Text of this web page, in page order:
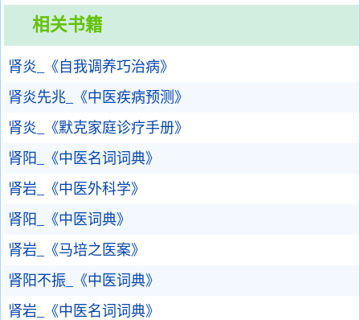
相关书籍
肾炎_《自我调养巧治病》
肾炎先兆_《中医疾病预测》
肾炎_《默克家庭诊疗手册》
肾阳_《中医名词词典》
肾岩_《中医外科学》
肾阳_《中医词典》
肾岩_《马培之医案》
肾阳不振_《中医词典》
肾岩_《中医名词词典》